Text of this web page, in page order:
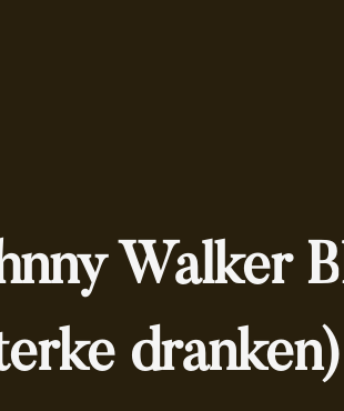
Walker
dranken)